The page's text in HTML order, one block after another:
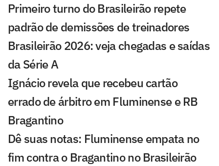
Primeiro turno do Brasileirão repete
padrão de demissões de treinadores
Brasileirão 2026: veja chegadas e saídas
da Série A
Ignácio revela que recebeu cartão
errado de árbitro em Fluminense e RB
Bragantino
Dê suas notas: Fluminense empata no
fim contra o Bragantino no Brasileirão